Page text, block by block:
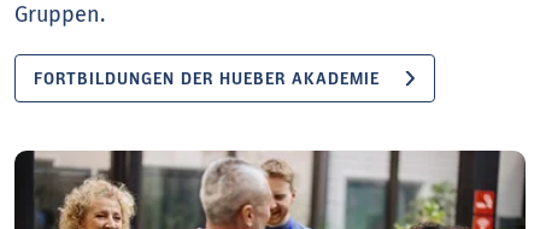
Gruppen.
FORTBILDUNGEN DER HUEBER AKADEMIE